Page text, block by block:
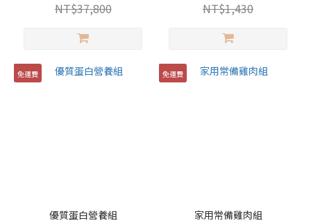
NT$37,800
NT$1,430
免運費
優質蛋白營養組
免運費
家用常備雞肉組